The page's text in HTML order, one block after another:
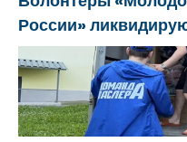
России»
на Урале и Дальнем